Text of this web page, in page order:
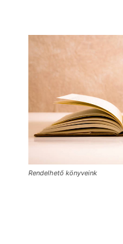
Rendelhető könyveink